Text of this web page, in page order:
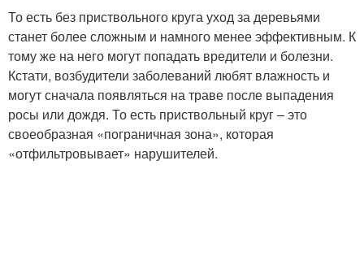
То есть без приствольного круга уход за деревьями
станет более сложным и намного менее эффективным. К
тому же на него могут попадать вредители и болезни.
Кстати, возбудители заболеваний любят влажность и
могут сначала появляться на траве после выпадения
росы или дождя. То есть приствольный круг – это
своеобразная «пограничная зона», которая
«отфильтровывает» нарушителей.